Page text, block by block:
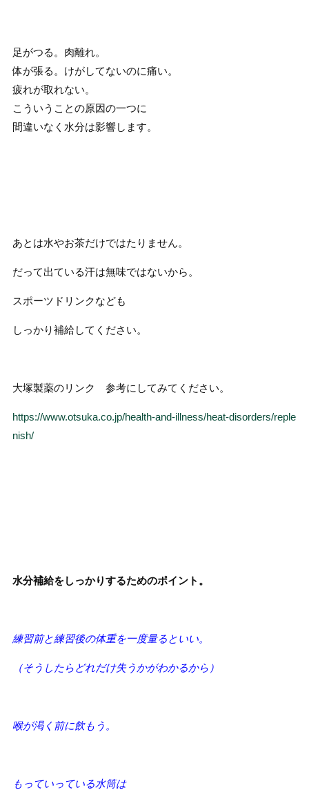
足がつる。肉離れ。
体が張る。けがしてないのに痛い。
疲れが取れない。
こういうことの原因の一つに
間違いなく水分は影響します。
あとは水やお茶だけではたりません。
だって出ている汗は無味ではないから。
スポーツドリンクなども
しっかり補給してください。
大塚製薬のリンク 参考にしてみてください。
https://www.otsuka.co.jp/health-and-illness/heat-disorders/reple
nish/
水分補給をしっかりするためのポイント。
練習前と練習後の体重を一度量るといい。
（そうしたらどれだけ失うかがわかるから）
喉が渇く前に飲もう。
もっていっている水筒は